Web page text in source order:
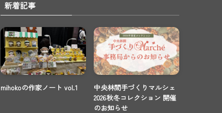
新着記事
mihokoの作家ノート vol.1
中央林間手づくりマルシェ
2026秋冬コレクション 開催
のお知らせ